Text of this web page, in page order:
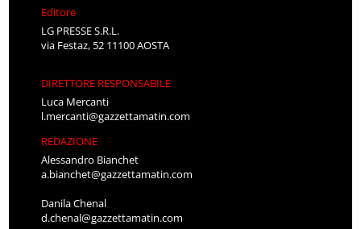
Editore
LG PRESSE S.R.L.
via Festaz, 52 11100 AOSTA
DIRETTORE RESPONSABILE
Luca Mercanti
l.mercanti@gazzettamatin.com
REDAZIONE
Alessandro Bianchet
a.bianchet@gazzettamatin.com
Danila Chenal
d.chenal@gazzettamatin.com